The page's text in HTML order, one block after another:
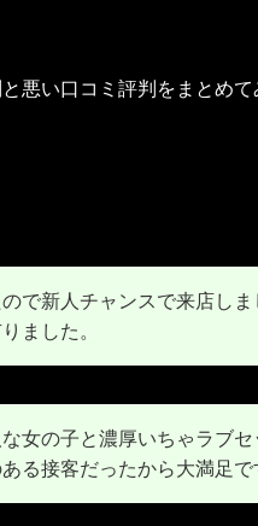
悪い口コミ評判をまとめて
で新人チャンスで来店し
ました。
女の子と濃厚いちゃラブ
る接客だったから大満足で